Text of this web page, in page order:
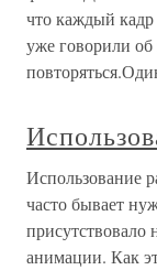
что каждый
уже говорили об
Использование
часто бывает
присутствовало
анимации. Как